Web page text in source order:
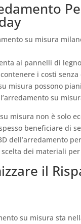
su misura
ai pannelli di
i costi
misura possono
su
misura non è solo
beneficiare di
dell’arredamento
dei materiali
il
su misura sta